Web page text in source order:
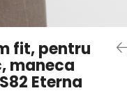
fit, pentru
maneca
Eterna